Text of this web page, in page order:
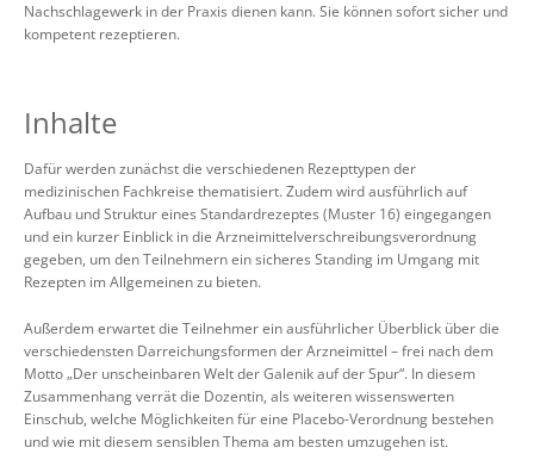
Nachschlagewerk in der Praxis dienen kann. Sie können sofort sicher und
kompetent rezeptieren.
Inhalte
Dafür werden zunächst die verschiedenen Rezepttypen der
medizinischen Fachkreise thematisiert. Zudem wird ausführlich auf
Aufbau und Struktur eines Standardrezeptes (Muster 16) eingegangen
und ein kurzer Einblick in die Arzneimittelverschreibungsverordnung
gegeben, um den Teilnehmern ein sicheres Standing im Umgang mit
Rezepten im Allgemeinen zu bieten.
Außerdem erwartet die Teilnehmer ein ausführlicher Überblick über die
verschiedensten Darreichungsformen der Arzneimittel – frei nach dem
Motto „Der unscheinbaren Welt der Galenik auf der Spur“. In diesem
Zusammenhang verrät die Dozentin, als weiteren wissenswerten
Einschub, welche Möglichkeiten für eine Placebo-Verordnung bestehen
und wie mit diesem sensiblen Thema am besten umzugehen ist.